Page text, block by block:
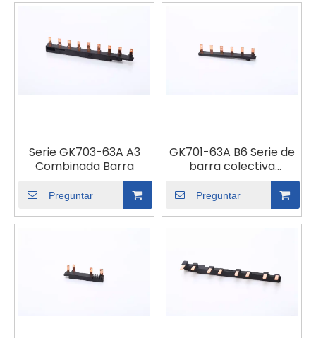
Serie GK703-63A A3
Combinada Barra
Preguntar
GK701-63A B6 Serie de
barra colectiva
Preguntar